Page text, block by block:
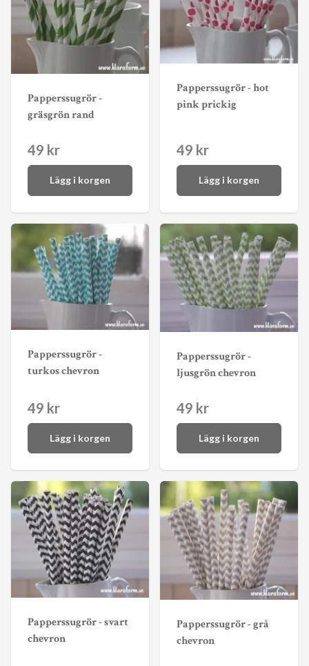
Papperssugrör -
gräsgrön rand
49 kr
Lägg i korgen
Papperssugrör - hot
pink prickig
49 kr
Lägg i korgen
Papperssugrör -
turkos chevron
49 kr
Lägg i korgen
Papperssugrör -
ljusgrön chevron
49 kr
Lägg i korgen
Papperssugrör - svart
chevron
Papperssugrör - grå
chevron